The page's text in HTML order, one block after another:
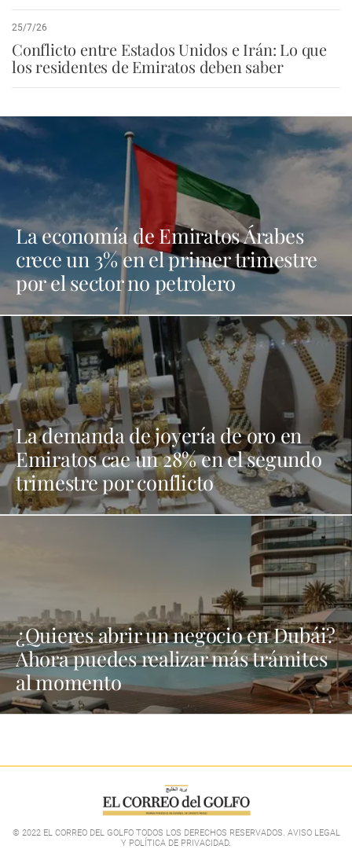
25/7/26
Conflicto entre Estados Unidos e Irán: Lo que
los residentes de Emiratos deben saber
La economía de Emiratos Árabes
crece un 3% en el primer trimestre
por el sector no petrolero
La demanda de joyería de oro en
Emiratos cae un 28% en el segundo
trimestre por conflicto
¿Quieres abrir un negocio en Dubái?
Ahora puedes realizar más trámites
al momento
© 2022 EL CORREO DEL GOLFO TODOS LOS DERECHOS RESERVADOS. AVISO LEGAL
Y POLÍTICA DE PRIVACIDAD.